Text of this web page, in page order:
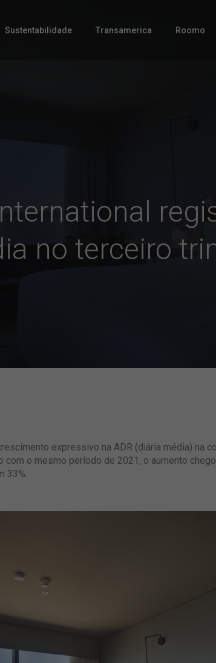
Sustentabilidade Transamerica Roomo
no terceiro
expressivo na ADR (diária média) na
com o mesmo período de 2021, o aumento
33%.